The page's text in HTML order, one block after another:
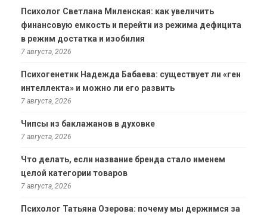
Психолог Светлана Миленская: как увеличить
финансовую емкость и перейти из режима дефицита
в режим достатка и изобилия
7 августа, 2026
Психогенетик Надежда Бабаева: существует ли «ген
интеллекта» и можно ли его развить
7 августа, 2026
Чипсы из баклажанов в духовке
7 августа, 2026
Что делать, если название бренда стало именем
целой категории товаров
7 августа, 2026
Психолог Татьяна Озерова: почему мы держимся за